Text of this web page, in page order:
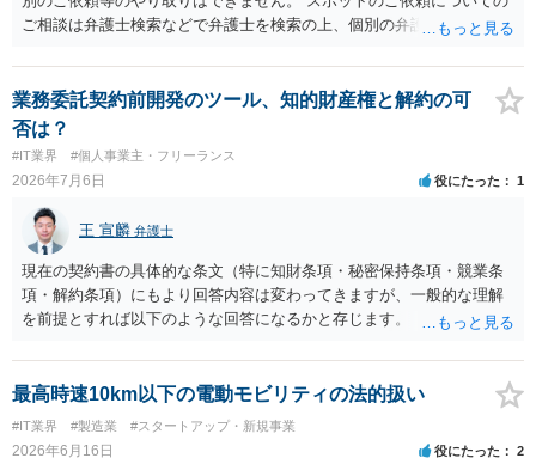
ご相談は弁護士検索などで弁護士を検索の上、個別の弁護士にご連絡
業務委託契約前開発のツール、知的財産権と解約の可
否は？
#IT業界 #個人事業主・フリーランス
2026年7月6日 役にたった 1
王 宣麟 弁護士
現在の契約書の具体的な条文（特に知財条項・秘密保持条項・競業条
項・解約条項）にもより回答内容は変わってきますが、一般的な理解
を前提とすれば以下のような回答になるかと存じます。 ・ツールの作
ば、相談者様が独自に開発したツールであるため知的財産が相談者様
に帰属する ・相手方の同意が得られるのであれば、契約を合意解除す
ることも可能。ただし合意解除する場合の条項については、契約書上
の他の条項との兼ね合いで不利にならないよう調整が必要 ・契約を残
最高時速10km以下の電動モビリティの法的扱い
#IT業界 #製造業 #スタートアップ・新規事業
2026年6月16日 役にたった 2